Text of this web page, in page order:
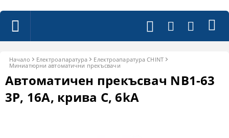
Начало Електроапаратура
Eлектроапаратура CHINT
Миниатюрни автоматични прекъсвачи
Автоматичен прекъсвач NB1-63
3P, 16A, крива C, 6kA